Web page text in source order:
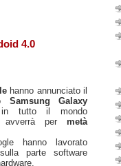
4.0
hanno annunciato il
Samsung Galaxy
in tutto il mondo
avverrà per metà
hanno lavorato
parte software